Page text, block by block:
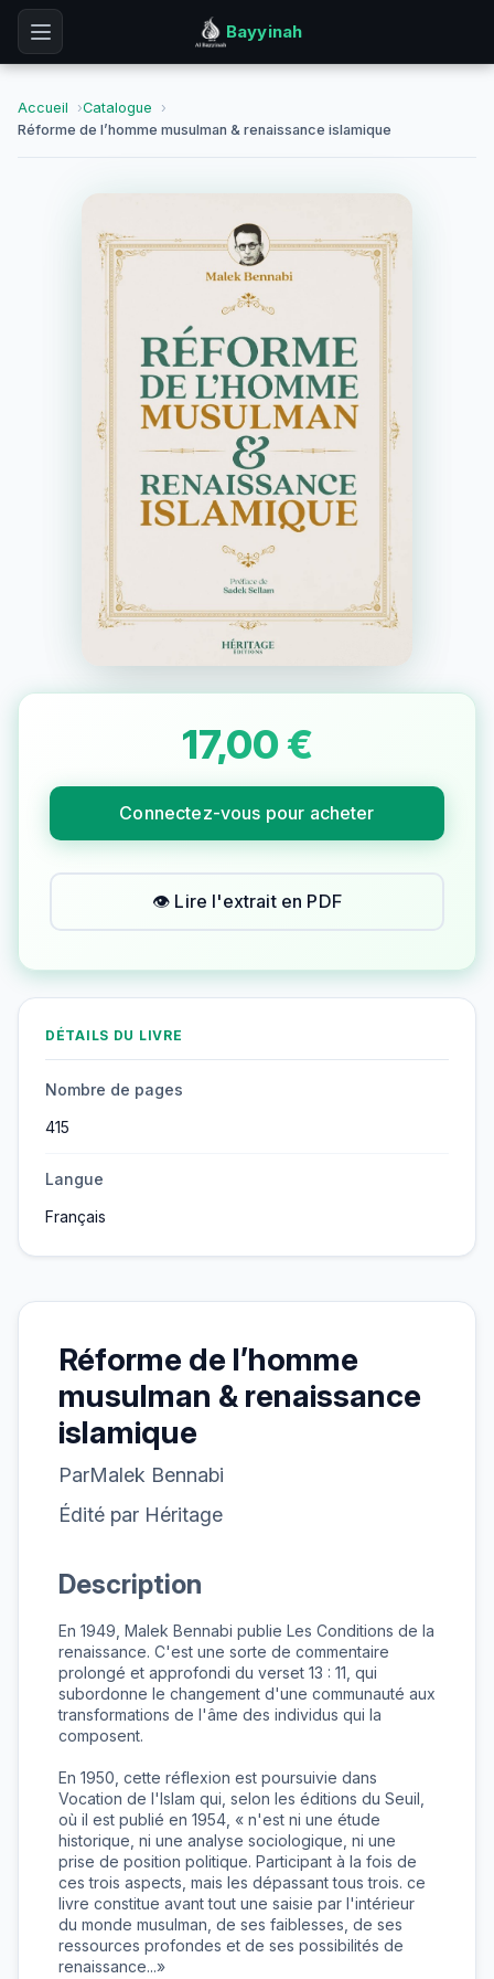
Bayyinah
Accueil
Catalogue
Réforme de l’homme musulman & renaissance islamique
17,00 €
Connectez-vous pour acheter
👁️ Lire l'extrait en PDF
DÉTAILS DU LIVRE
Nombre de pages
415
Langue
Français
Réforme de l’homme
musulman & renaissance
islamique
ParMalek Bennabi
Édité par Héritage
Description
En 1949, Malek Bennabi publie Les Conditions de la
renaissance. C'est une sorte de commentaire
prolongé et approfondi du verset 13 : 11, qui
subordonne le changement d'une communauté aux
transformations de l'âme des individus qui la
composent.
En 1950, cette réflexion est poursuivie dans
Vocation de l'Islam qui, selon les éditions du Seuil,
où il est publié en 1954, « n'est ni une étude
historique, ni une analyse sociologique, ni une
prise de position politique. Participant à la fois de
ces trois aspects, mais les dépassant tous trois. ce
livre constitue avant tout une saisie par l'intérieur
du monde musulman, de ses faiblesses, de ses
ressources profondes et de ses possibilités de
renaissance...»